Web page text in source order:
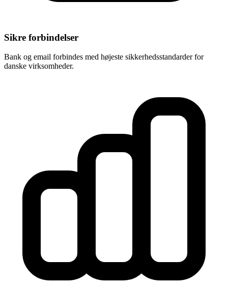
Sikre forbindelser
Bank og email forbindes med højeste sikkerhedsstandarder for
danske virksomheder.